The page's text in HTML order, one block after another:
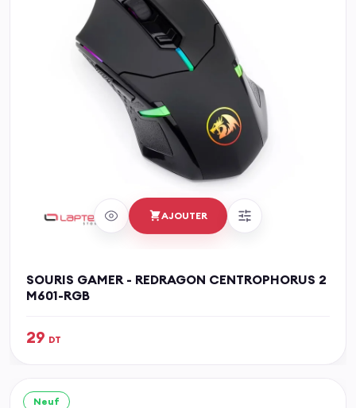
AJOUTER
SOURIS GAMER - REDRAGON CENTROPHORUS 2
M601-RGB
29 DT
Neuf